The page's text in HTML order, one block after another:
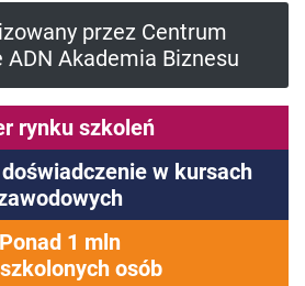
przez Centrum
ADN Akademia Biznesu
rynku szkoleń
w kursach
Ponad 1 mln
osób